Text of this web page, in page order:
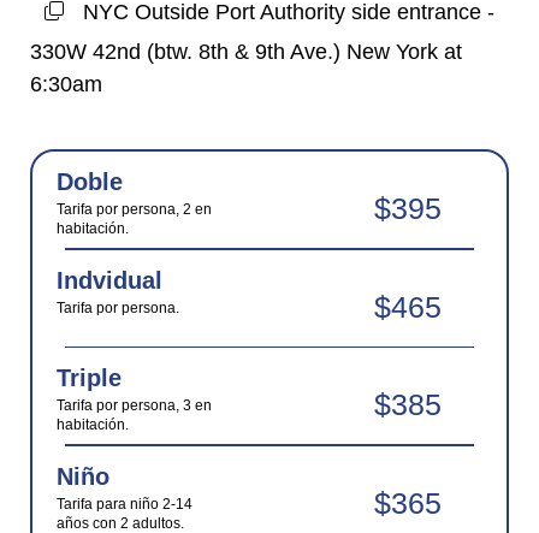
NYC Outside Port Authority side entrance -
330W 42nd (btw. 8th & 9th Ave.) New York at
6:30am
Doble
Tarifa por persona, 2 en
habitación.
$395
Indvidual
Tarifa por persona. $465
Triple
Tarifa por persona, 3 en
habitación.
$385
Niño
Tarifa para niño 2-14
años con 2 adultos.
$365